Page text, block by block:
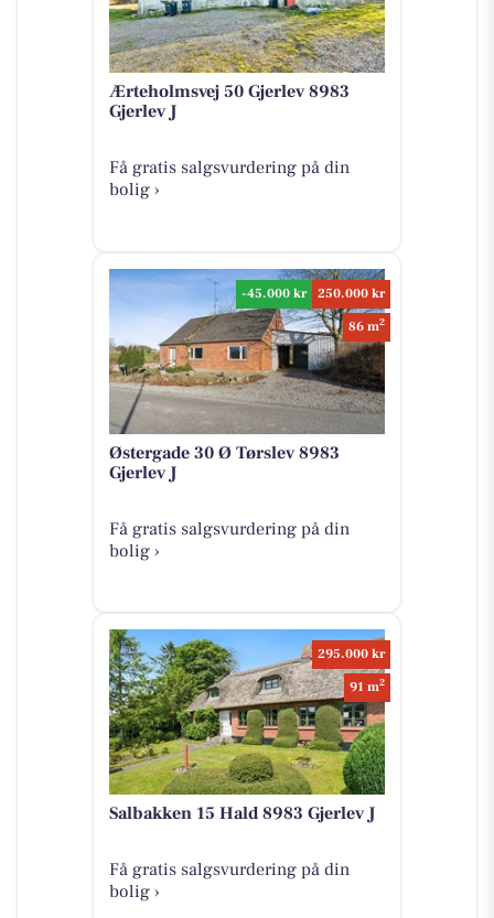
Ærteholmsvej 50 Gjerlev 8983
Gjerlev J
Få gratis salgsvurdering på din
bolig ›
-45.000 kr
250.000 kr
86 m2
Østergade 30 Ø Tørslev 8983
Gjerlev J
Få gratis salgsvurdering på din
bolig ›
295.000 kr
91 m2
Salbakken 15 Hald 8983 Gjerlev J
Få gratis salgsvurdering på din
bolig ›